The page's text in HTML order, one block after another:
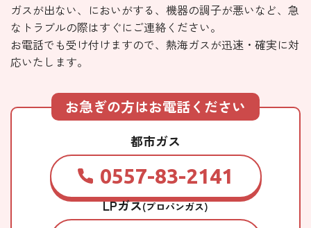
ガスが出ない、においがする、機器の調子が悪いなど、急
なトラブルの際はすぐにご連絡ください。
お電話でも受け付けますので、熱海ガスが迅速・確実に対
応いたします。
お急ぎの方はお電話ください
都市ガス
0557-83-2141
LPガス(プロパンガス)